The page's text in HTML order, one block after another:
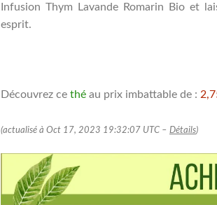
Infusion Thym Lavande Romarin Bio et
esprit.
Découvrez ce thé au prix imbattable de :
(actualisé à Oct 17, 2023 19:32:07 UTC – Détails)